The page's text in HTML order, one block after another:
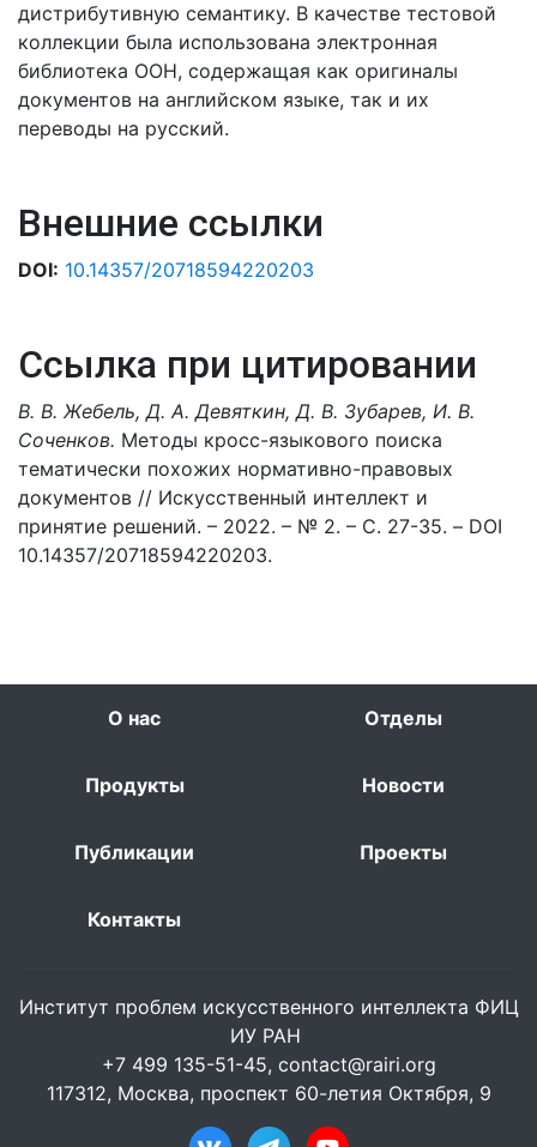
дистрибутивную семантику. В качестве тестовой
коллекции была использована электронная
библиотека ООН, содержащая как оригиналы
документов на английском языке, так и их
переводы на русский.
Внешние ссылки
DOI: 10.14357/20718594220203
Ссылка при цитировании
В. В. Жебель, Д. А. Девяткин, Д. В. Зубарев, И. В.
Соченков. Методы кросс-языкового поиска
тематически похожих нормативно-правовых
документов // Искусственный интеллект и
принятие решений. – 2022. – № 2. – С. 27-35. – DOI
10.14357/20718594220203.
О нас Отделы
Продукты Новости
Публикации Проекты
Контакты
Институт проблем искусственного интеллекта ФИЦ
ИУ РАН
+7 499 135-51-45, contact@rairi.org
117312, Москва, проспект 60-летия Октября, 9